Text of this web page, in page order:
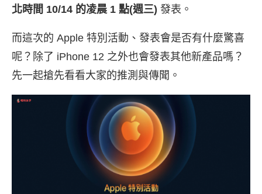
北時間 10/14 的凌晨 1 點(週三) 發表。
而這次的 Apple 特別活動、發表會是否有什麼驚喜
呢？除了 iPhone 12 之外也會發表其他新產品嗎？
先一起搶先看看大家的推測與傳聞。